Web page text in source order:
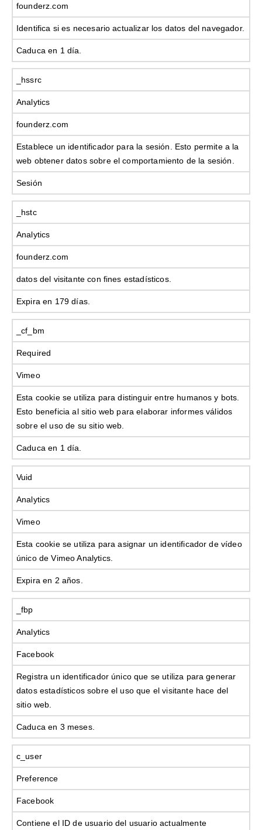
founderz.com
Identifica si es necesario actualizar los datos del navegador.
Caduca en 1 día.
_hssrc
Analytics
founderz.com
Establece un identificador para la sesión. Esto permite a la
web obtener datos sobre el comportamiento de la sesión.
Sesión
_hstc
Analytics
founderz.com
datos del visitante con fines estadísticos.
Expira en 179 días.
_cf_bm
Required
Vimeo
Esta cookie se utiliza para distinguir entre humanos y bots.
Esto beneficia al sitio web para elaborar informes válidos
sobre el uso de su sitio web.
Caduca en 1 día.
Vuid
Analytics
Vimeo
Esta cookie se utiliza para asignar un identificador de vídeo
único de Vimeo Analytics.
Expira en 2 años.
_fbp
Analytics
Facebook
Registra un identificador único que se utiliza para generar
datos estadísticos sobre el uso que el visitante hace del
sitio web.
Caduca en 3 meses.
c_user
Preference
Facebook
Contiene el ID de usuario del usuario actualmente